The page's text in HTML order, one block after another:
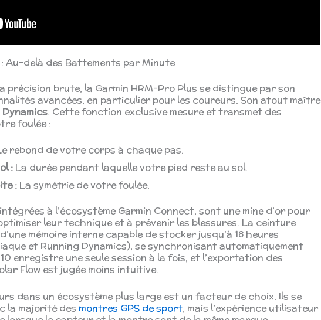
Au-delà des Battements par Minute
précision brute, la Garmin HRM-Pro Plus se distingue par son
avancées, en particulier pour les coureurs. Son atout maître
. Cette fonction exclusive mesure et transmet des
foulée :
rebond de votre corps à chaque pas.
: La durée pendant laquelle votre pied reste au sol.
: La symétrie de votre foulée.
à l’écosystème Garmin Connect, sont une mine d’or pour
leur technique et à prévenir les blessures. La ceinture
mémoire interne capable de stocker jusqu’à 18 heures
et Running Dynamics), se synchronisant automatiquement
enregistre une seule session à la fois, et l’exportation des
Flow est jugée moins intuitive.
dans un écosystème plus large est un facteur de choix. Ils se
la majorité des montres GPS de sport, mais l’expérience utilisateur